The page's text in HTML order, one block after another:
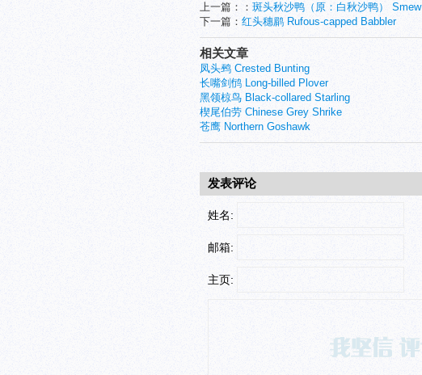
上一篇：： 斑头秋沙鸭（原：白秋沙鸭） Smew
下一篇： 红头穗鹛 Rufous-capped Babbler
相关文章
凤头鹀 Crested Bunting
长嘴剑鸻 Long-billed Plover
黑领椋鸟 Black-collared Starling
楔尾伯劳 Chinese Grey Shrike
苍鹰 Northern Goshawk
发表评论
姓名:
邮箱:
主页: